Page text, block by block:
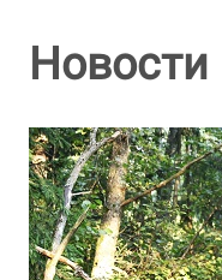
Новости